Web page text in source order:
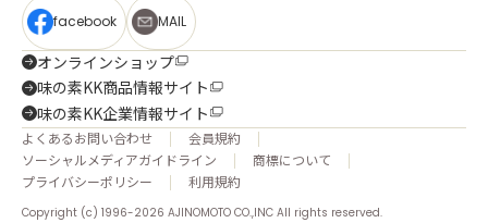
facebook MAIL
オンラインショップ
味の素KK商品情報サイト
味の素KK企業情報サイト
よくあるお問い合わせ
会員規約
ソーシャルメディアガイドライン
商標について
プライバシーポリシー
利用規約
Copyright (c) 1996-2026 AJINOMOTO CO.,INC All rights reserved.